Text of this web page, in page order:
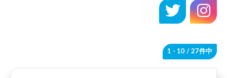
1 - 10 / 27件中